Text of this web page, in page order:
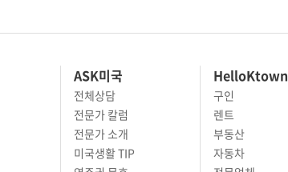
ASK미국
전체상담
전문가 칼럼
전문가 소개
미국생활 TIP
HelloKtown
구인
렌트
부동산
자동차